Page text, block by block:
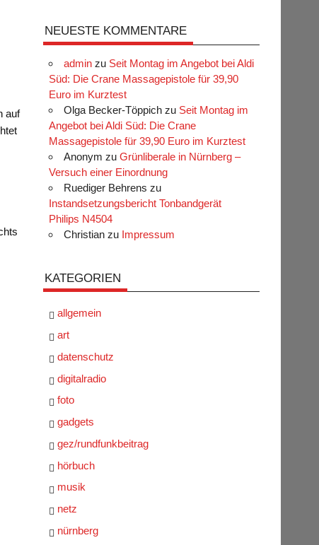
auf
NEUESTE KOMMENTARE
adminzu Seit Montag im Angebot bei Aldi
Süd: Die Crane Massagepistole für 39,90
Euro im Kurztest
Olga Becker-Töppichzu Seit Montag im
Angebot bei Aldi Süd: Die Crane
Massagepistole für 39,90 Euro im Kurztest
Anonym zu Grünliberale in Nürnberg –
Versuch einer Einordnung
Ruediger Behrens zu
Instandsetzungsbericht Tonbandgerät
Philips N4504
Christianzu Impressum
KATEGORIEN
allgemein
art
datenschutz
digitalradio
foto
gadgets
gez/rundfunkbeitrag
hörbuch
musik
netz
nürnberg